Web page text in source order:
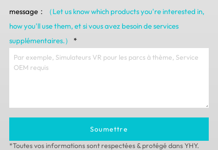
message： （Let us know which products you're interested in,
how you'll use them, et si vous avez besoin de services
supplémentaires.）
*
Soumettre
*Toutes vos informations sont respectées & protégé dans YHY.